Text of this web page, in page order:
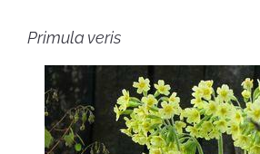
Primula veris